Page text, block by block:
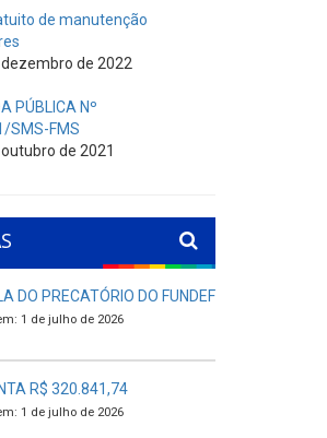
de manutenção
de 2022
PÚBLICA Nº
SMS-FMS
de 2021
DO PRECATÓRIO DO FUNDEF
1 de julho de 2026
R$ 320.841,74
1 de julho de 2026